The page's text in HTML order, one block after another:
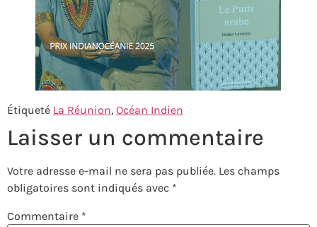
Étiqueté La Réunion, Océan Indien
Laisser un commentaire
Votre adresse e-mail ne sera pas publiée. Les champs
obligatoires sont indiqués avec *
Commentaire *